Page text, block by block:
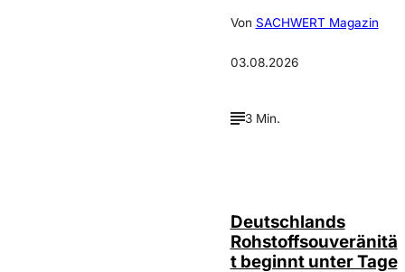
Von SACHWERT Magazin
03.08.2026
3 Min.
Deutschlands
Rohstoffsouveränitä
t beginnt unter Tage